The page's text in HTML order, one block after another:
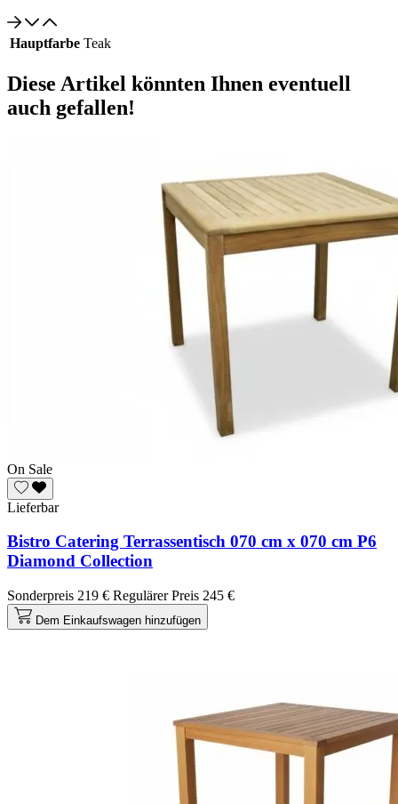
Hauptfarbe Teak
Diese Artikel könnten Ihnen eventuell
auch gefallen!
On Sale
Lieferbar
Bistro Catering Terrassentisch 070 cm x 070 cm P6
Diamond Collection
Sonderpreis 219 € Regulärer Preis 245 €
Dem Einkaufswagen hinzufügen